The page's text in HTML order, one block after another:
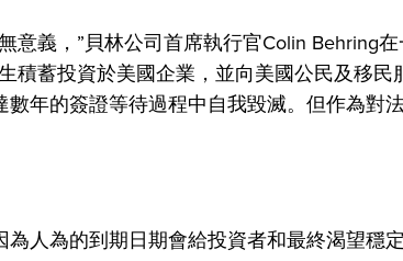
意義，”貝林公司首席執行官Colin Behring在
積蓄投資於美國企業，並向美國公民及移民
年的簽證等待過程中自我毀滅。但作為對
人為的到期日期會給投資者和最終渴望穩定